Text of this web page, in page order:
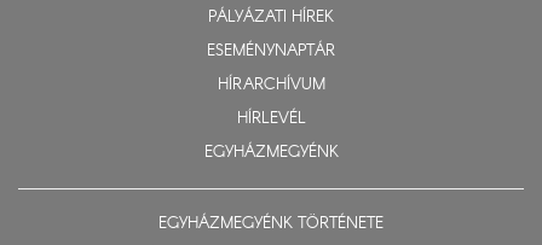
PÁLYÁZATI HÍREK
ESEMÉNYNAPTÁR
HÍRARCHÍVUM
HÍRLEVÉL
EGYHÁZMEGYÉNK
EGYHÁZMEGYÉNK TÖRTÉNETE